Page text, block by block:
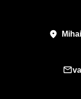
place
mail_outline